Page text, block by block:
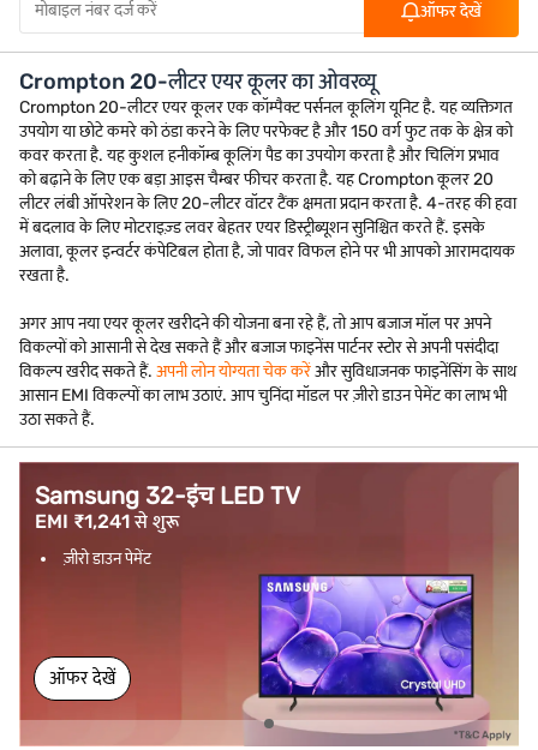
ऑफर देखें
Crompton 20-लीटर एयर कूलर का ओवरव्यू
Crompton 20-लीटर एयर कूलर एक कॉम्पैक्ट पर्सनल कूलिंग यूनिट है. यह व्यक्तिगत
उपयोग या छोटे कमरे को ठंडा करने के लिए परफेक्ट है और 150 वर्ग फुट तक के क्षेत्र को
कवर करता है. यह कुशल हनीकॉम्ब कूलिंग पैड का उपयोग करता है और चिलिंग प्रभाव
को बढ़ाने के लिए एक बड़ा आइस चैम्बर फीचर करता है. यह Crompton कूलर 20
लीटर लंबी ऑपरेशन के लिए 20-लीटर वॉटर टैंक क्षमता प्रदान करता है. 4-तरह की हवा
में बदलाव के लिए मोटराइज़्ड लवर बेहतर एयर डिस्ट्रीब्यूशन सुनिश्चित करते हैं. इसके
अलावा, कूलर इन्वर्टर कंपेटिबल होता है, जो पावर विफल होने पर भी आपको आरामदायक
रखता है.
अगर आप नया एयर कूलर खरीदने की योजना बना रहे हैं, तो आप बजाज मॉल पर अपने
विकल्पों को आसानी से देख सकते हैं और बजाज फाइनेंस पार्टनर स्टोर से अपनी पसंदीदा
विकल्प खरीद सकते हैं. अपनी लोन योग्यता चेक करेंऔर सुविधाजनक फाइनेंसिंग के साथ
आसान EMI विकल्पों का लाभ उठाएं. आप चुनिंदा मॉडल पर ज़ीरो डाउन पेमेंट का लाभ भी
उठा सकते हैं.
Samsung 32-इंच LED TV
EMI ₹1,241 से शुरू
ज़ीरो डाउन पेमेंट
ऑफर देखें